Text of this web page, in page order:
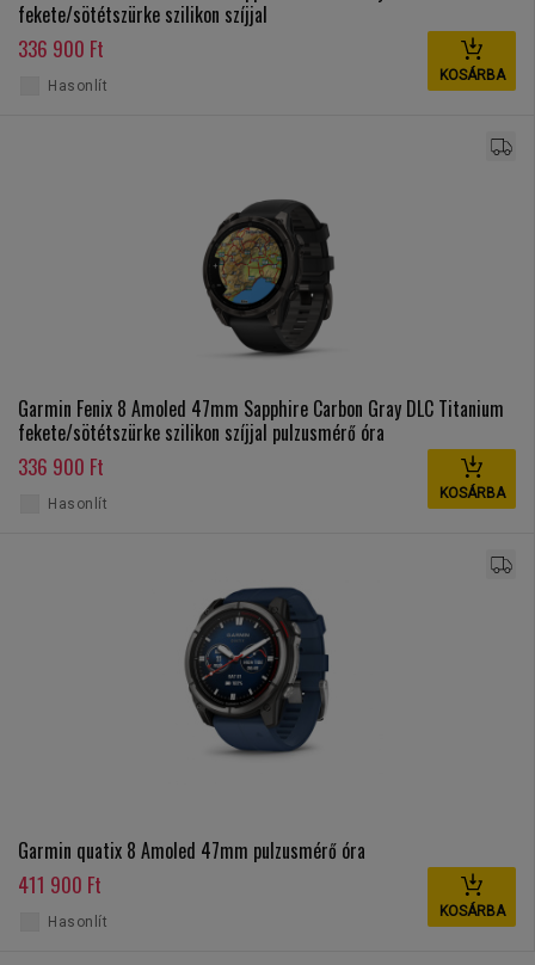
fekete/sötétszürke szilikon szíjjal
336 900 Ft
KOSÁRBA
Hasonlít
Garmin Fenix 8 Amoled 47mm Sapphire Carbon Gray DLC Titanium
fekete/sötétszürke szilikon szíjjal pulzusmérő óra
336 900 Ft
KOSÁRBA
Hasonlít
Garmin quatix 8 Amoled 47mm pulzusmérő óra
411 900 Ft
KOSÁRBA
Hasonlít